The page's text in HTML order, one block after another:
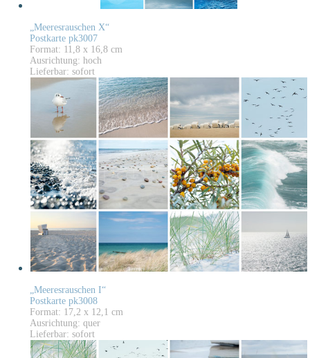
„Meeresrauschen X“
Postkarte pk3007
Format: 11,8 x 16,8 cm
Ausrichtung: hoch
Lieferbar: sofort
„Meeresrauschen I“
Postkarte pk3008
Format: 17,2 x 12,1 cm
Ausrichtung: quer
Lieferbar: sofort